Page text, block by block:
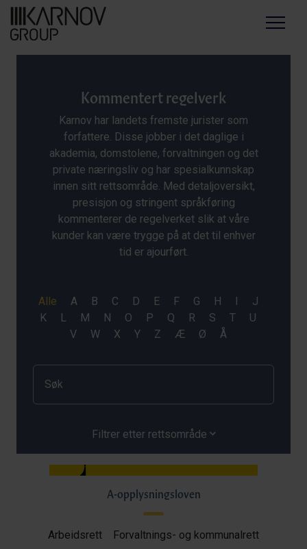
Menu
Kommentert regelverk
Karnov har landets fremste jurister som
forfattere. Disse jobber i det daglige i
akademia, domstolene, forvaltningen og det
private næringsliv og har spesialkunnskap
innen sitt rettsområde. Med detaljoversikt,
presisjon og stringent språkføring
kommenterer de regelverket slik at våre
kunder kan være trygge på at det til enhver
tid er ajourført.
Filtrer etter rettsområde
A-opplysningsloven
Arbeidsrett Forvaltnings- og kommunalrett